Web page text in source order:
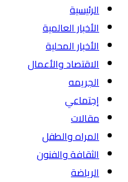
الرئيسية
الأخبار العالمية
الأخبار المحلية
الاقتصاد والأعمال
الجريمه
إجتماعي
مقالات
المراه والطفل
الثقافة والفنون
الرياضة